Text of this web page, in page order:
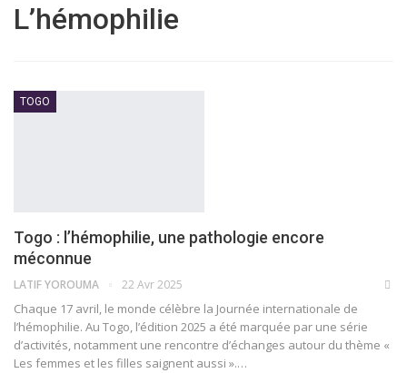
L’hémophilie
TOGO
Togo : l’hémophilie, une pathologie encore
méconnue
LATIF YOROUMA 22 Avr 2025
Chaque 17 avril, le monde célèbre la Journée internationale de
l’hémophilie. Au Togo, l’édition 2025 a été marquée par une série
d’activités, notamment une rencontre d’échanges autour du thème «
Les femmes et les filles saignent aussi ».…